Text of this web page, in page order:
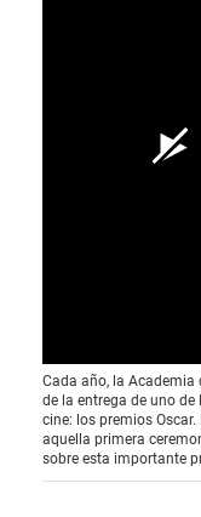
Cada año, la Academia
de la entrega de uno
cine: los premios
aquella primera
sobre esta importante